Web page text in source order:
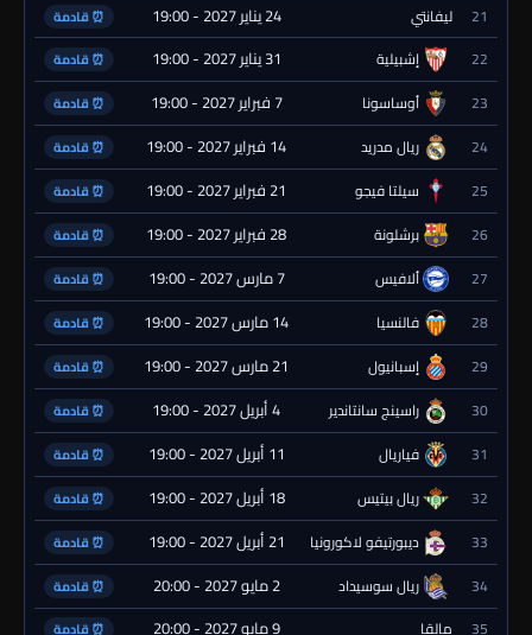
21 ليفانتي 24 يناير 2027 - 19:00 ⏰ قادمة
22 إشبيلية 31 يناير 2027 - 19:00 ⏰ قادمة
23 أوساسونا 7 فبراير 2027 - 19:00 ⏰ قادمة
24 ريال مدريد 14 فبراير 2027 - 19:00 ⏰ قادمة
25 سيلتا فيجو 21 فبراير 2027 - 19:00 ⏰ قادمة
26 برشلونة 28 فبراير 2027 - 19:00 ⏰ قادمة
27 ألافيس 7 مارس 2027 - 19:00 ⏰ قادمة
28 فالنسيا 14 مارس 2027 - 19:00 ⏰ قادمة
29 إسبانيول 21 مارس 2027 - 19:00 ⏰ قادمة
30 راسينج سانتاندير 4 أبريل 2027 - 19:00 ⏰ قادمة
31 فياريال 11 أبريل 2027 - 19:00 ⏰ قادمة
32 ريال بيتيس 18 أبريل 2027 - 19:00 ⏰ قادمة
33 ديبورتيفو لاكورونيا 21 أبريل 2027 - 19:00 ⏰ قادمة
34 ريال سوسيداد 2 مايو 2027 - 20:00 ⏰ قادمة
35 مالقا 9 مايو 2027 - 20:00 ⏰ قادمة